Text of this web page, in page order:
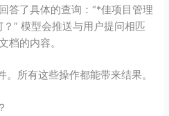
答了具体的查询：“*佳项目管理
” 模型会推送与用户提问相匹
档的内容。
所有这些操作都能带来结果。